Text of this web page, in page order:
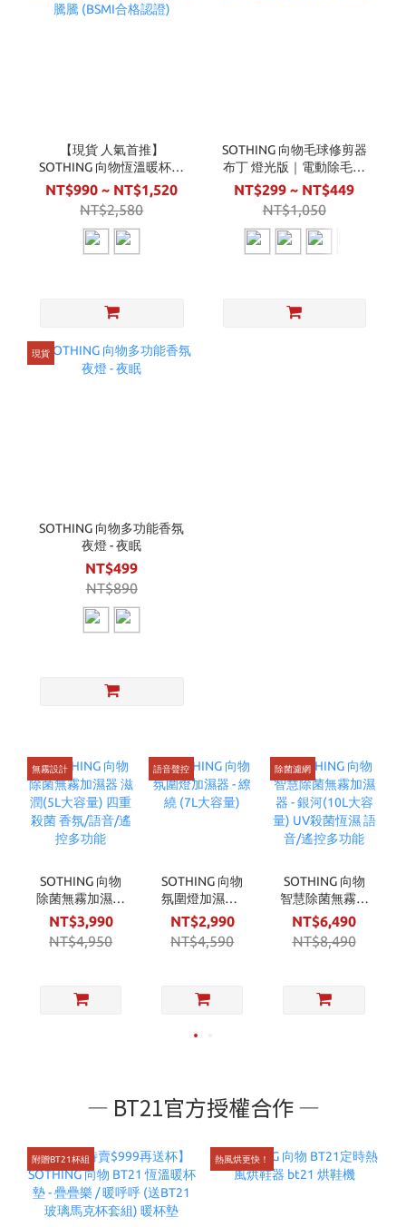
【現貨 人氣首推】
SOTHING 向物恆溫暖杯墊
- 熱騰騰 (BSMI合格認證)
NT$990 ~ NT$1,520
NT$2,580
SOTHING 向物毛球修剪器
布丁 燈光版｜電動除毛球
NT$299 ~ NT$449
NT$1,050
現貨
SOTHING 向物多功能香氛
夜燈 - 夜眠
NT$499
NT$890
無霧設計
SOTHING 向物
除菌無霧加濕器
滋潤(5L大容量)
四重殺菌 香氛/
語音/遙控多功
NT$3,990
NT$4,950
語音聲控
SOTHING 向物
氛圍燈加濕器 -
繚繞 (7L大容量)
NT$2,990
NT$4,590
除菌濾網
SOTHING 向物
智慧除菌無霧加
濕器 - 銀河(10L
大容量) UV殺菌
恆濕 語音/遙控
NT$6,490
NT$8,490
— BT21官方授權合作 —
附贈BT21杯組 熱風烘更快！